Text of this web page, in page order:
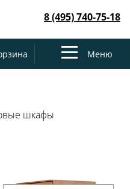
8 (495) 740-75-18
ToggleМеню
шкафы